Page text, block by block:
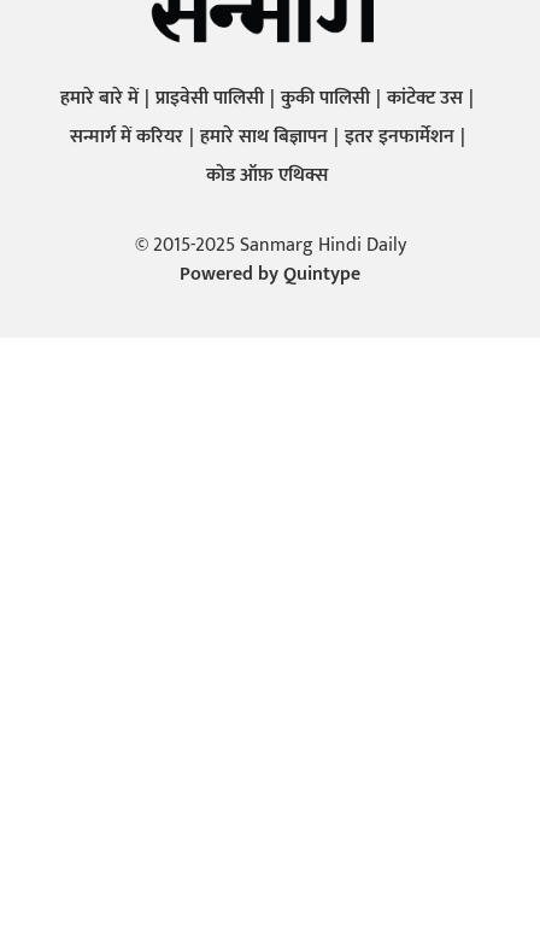
हमारे बारे में प्राइवेसी पालिसी कुकी पालिसी कांटेक्ट उस
सन्मार्ग में करियर हमारे साथ बिज्ञापन इतर इनफार्मेशन
कोड ऑफ़ एथिक्स
© 2015-2025 Sanmarg Hindi Daily
Powered byQuintype